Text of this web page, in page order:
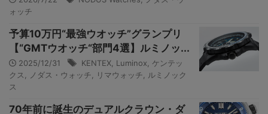
ォッチ
予算10万円“最強ウオッチ”グランプリ
【“GMTウオッチ“部門4選】ルミノッ...
2025/12/31 KENTEX Luminox ケンテッ
クス
ノダス・ウォッチ リマウォッチ
ルミノック
ス
70年前に誕生のデュアルクラウン・ダ